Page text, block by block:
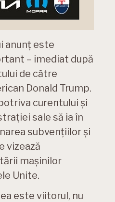
anunț este
– imediat după
de către
Donald Trump.
curentului și
sale să ia în
subvențiilor și
vizează
mașinilor
Unite.
este viitorul, nu